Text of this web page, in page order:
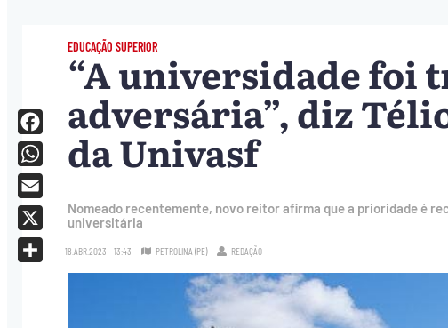
EDUCAÇÃO SUPERIOR
“A universidade foi
adversária”, diz
da Univasf
Nomeado recentemente, novo reitor afirma que a prioridade é
universitária
18.ABR.2023 - 13:43 PETROLINA (PE) REDAÇÃO
Facebook
WhatsApp
Email
X